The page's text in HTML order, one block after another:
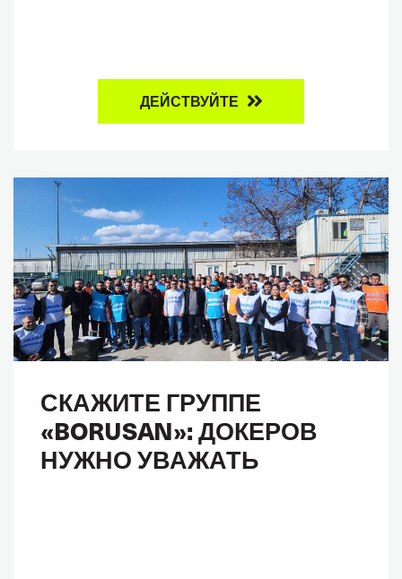
ДЕЙСТВУЙТЕ
СКАЖИТЕ ГРУППЕ
«BORUSAN»: ДОКЕРОВ
НУЖНО УВАЖАТЬ